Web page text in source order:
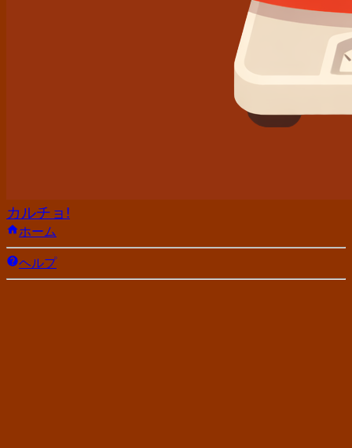
カルチョ!
ホーム
ヘルプ